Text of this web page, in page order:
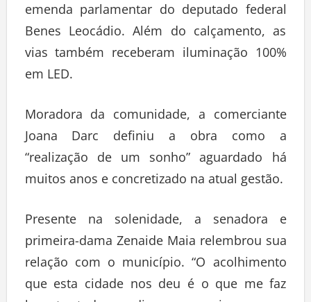
emenda parlamentar do deputado federal
Benes Leocádio. Além do calçamento, as
vias também receberam iluminação 100%
em LED.
Moradora da comunidade, a comerciante
Joana Darc definiu a obra como a
“realização de um sonho” aguardado há
muitos anos e concretizado na atual gestão.
Presente na solenidade, a senadora e
primeira-dama Zenaide Maia relembrou sua
relação com o município. “O acolhimento
que esta cidade nos deu é o que me faz